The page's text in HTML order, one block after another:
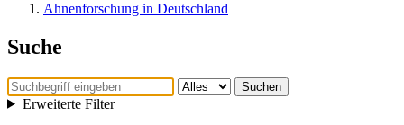
Ahnenforschung in Deutschland
Suche
Suchen
Erweiterte Filter